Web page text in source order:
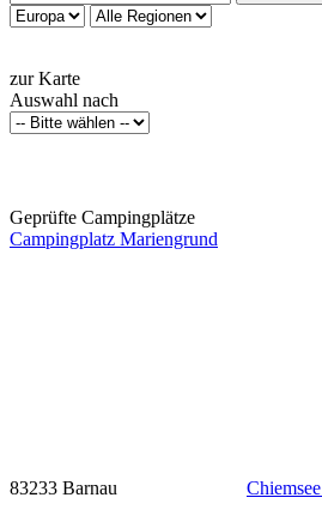
zur Karte
Auswahl nach
Geprüfte Campingplätze
Campingplatz Mariengrund
83233 Barnau Chiemsee